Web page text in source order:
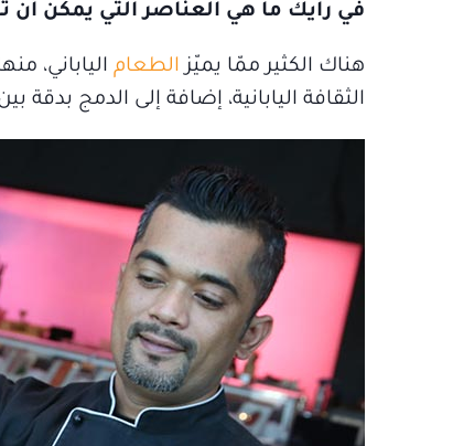
في رأيك ما هي العناصر التي يمكن أن
هناك الكثير ممّا يميّز الطعام الياباني،
الثقافة اليابانية، إضافة إلى الدمج بدقة